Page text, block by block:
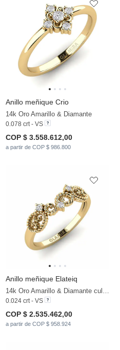
Anillo meñique Crio
14k Oro Amarillo & Diamante
0.078 crt - VS
COP $ 3.558.612,00
a partir de COP $ 986.800
Anillo meñique Elateiq
14k Oro Amarillo & Diamante cultivado en laboratorio
0.024 crt - VS
COP $ 2.535.462,00
a partir de COP $ 958.924